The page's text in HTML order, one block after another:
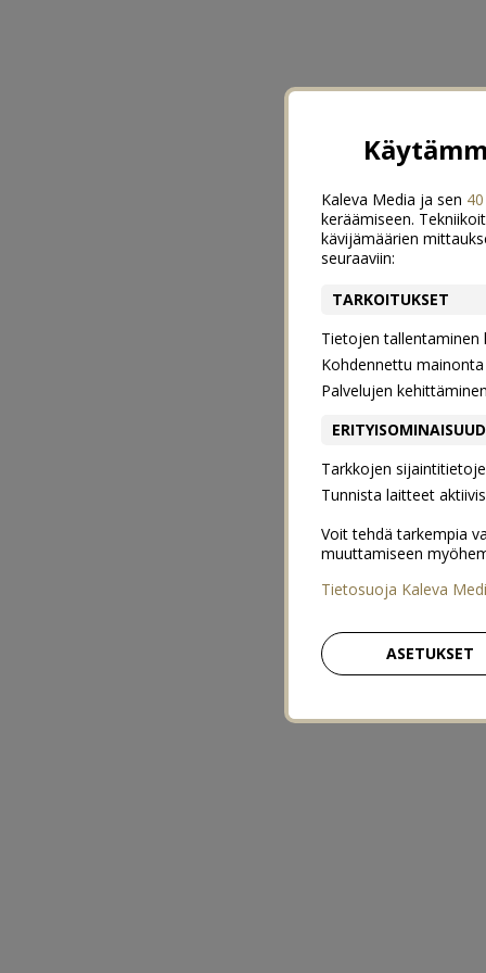
Kaleva Media ja sen
keräämiseen.
kävijämäärien
seuraaviin:
TARKOITUKSET
Tietojen
Kohdennettu
Palvelujen
Tarkkojen
Tunnista laitteet
Voit tehdä tarkempia
muuttamiseen
Tietosuoja Kaleva
ASETUKSET